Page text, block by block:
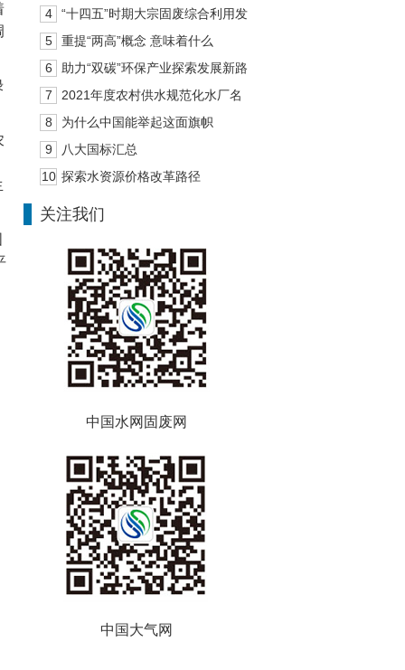
4
“十四五”时期大宗固废综合利用发
展建议
5
重提“两高”概念 意味着什么
6
助力“双碳”环保产业探索发展新路
径
7
2021年度农村供水规范化水厂名
单公示
8
为什么中国能举起这面旗帜
9
八大国标汇总
10 探索水资源价格改革路径
关注我们
中国水网固废网
中国大气网